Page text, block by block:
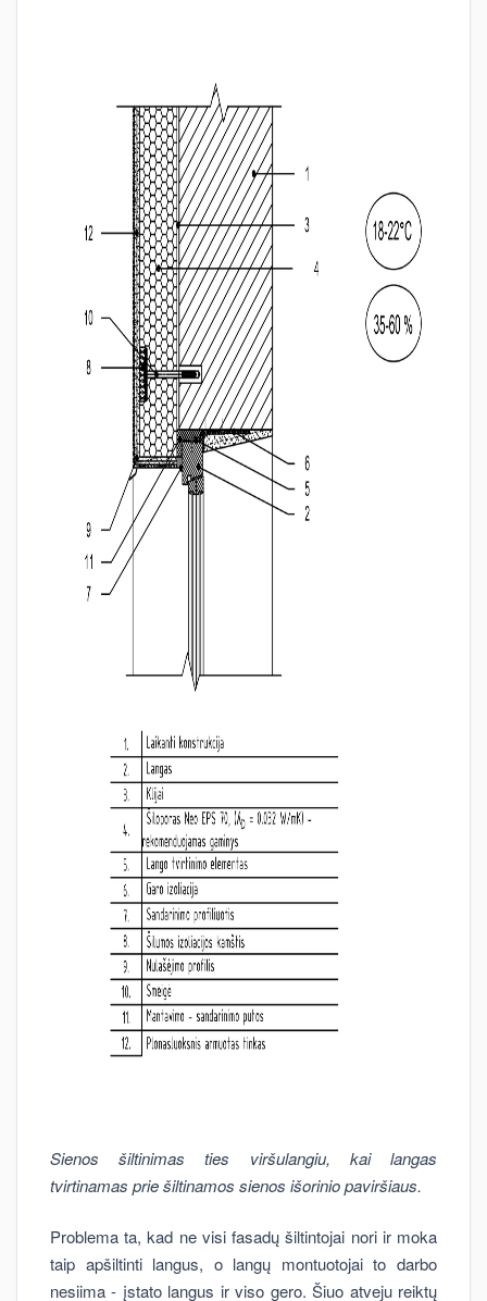
Sienos šiltinimas ties viršulangiu, kai langas
tvirtinamas prie šiltinamos sienos išorinio paviršiaus.
Problema ta, kad ne visi fasadų šiltintojai nori ir moka
taip apšiltinti langus, o langų montuotojai to darbo
nesiima - įstato langus ir viso gero. Šiuo atveju reiktų